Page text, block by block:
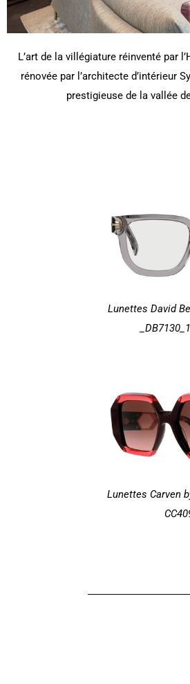
L’art de la villégiature réinventé par
rénovée par l’architecte d’intérieur
prestigieuse de la vallée
Lunettes David
Lunettes Carven